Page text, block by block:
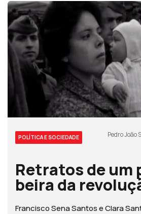
POLÍTICA E SOCIEDADE Pedro João
Retratos de um
beira da
Francisco Sena Santos e Clara